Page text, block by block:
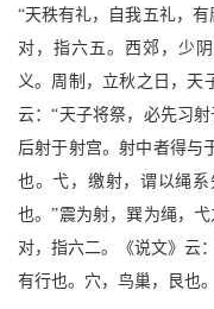
“天秩有礼，自我五礼，
对，指六五。西郊，少
义。周制，立秋之日，天
云：“天子将祭，必先习
后射于射宫。射中者得与
也。弋，缴射，谓以绳
也。”震为射，巽为绳，
对，指六二。《说文》云
有行也。穴，鸟巢，艮也